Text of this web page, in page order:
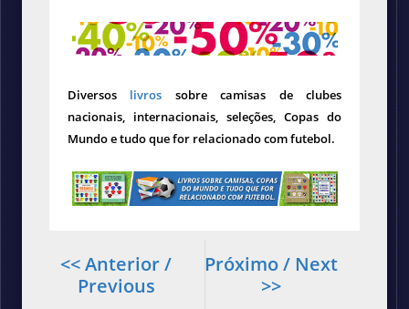
Diversos livros sobre camisas de clubes
nacionais, internacionais, seleções, Copas do
Mundo e tudo que for relacionado com futebol.
Próximo / Next
>>
<< Anterior /
Previous